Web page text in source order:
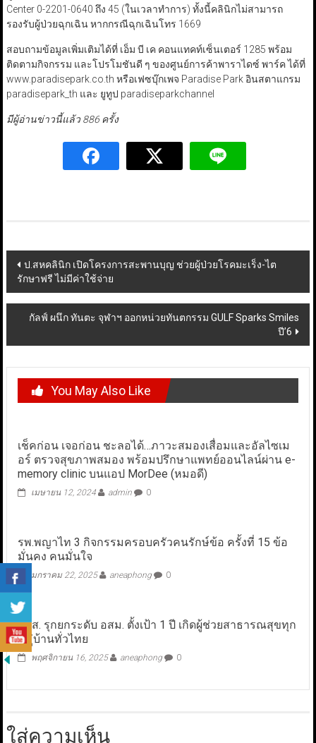
Center 0-2201-0640 ถึง 45 (ในเวลาทำการ) ทั้งนี้คลินิกไม่สามารถ
รองรับผู้ป่วยฉุกเฉิน หากกรณีฉุกเฉินโทร 1669
สอบถามข้อมูลเพิ่มเติมได้ที่ เอ็ม บี เค คอนแทคท์เซ็นเตอร์ 1285 พร้อม
ติดตามกิจกรรม และโปรโมชันดี ๆ ของศูนย์การค้าพาราไดซ์ พาร์ค ได้ที่
www.paradisepark.co.th หรือเฟซบุ๊กเพจ Paradise Park อินสตาแกรม
paradisepark_th และ ยูทูป paradiseparkchannel
มีผู้อ่านข่าวนี้แล้ว 886 ครั้ง
Post
navigation
ป.สหคลินิก เปิดโครงการสะพานบุญ ช่วยผู้ป่วยโรคมะเร็ง-ไต
รักษาฟรี ไม่มีค่าใช้จ่าย
กัลฟ์ ผนึก ทันตะ จุฬาฯ ออกหน่วยทันตกรรม GULF Sparks Smiles
ปี’6
You May Also Like
เช็คก่อน เจอก่อน ชะลอได้…ภาวะสมองเสื่อมและอัลไซเม
อร์ ตรวจสุขภาพสมอง พร้อมปรึกษาแพทย์ออนไลน์ผ่าน e-
memory clinic บนแอป MorDee (หมอดี)
เมษายน 12, 2024 admin 0
รพ.พญาไท 3 กิจกรรมครอบครัวคนรักษ์ข้อ​ ครั้งที่ 15 ข้อ
มั่นคง คนมั่นใจ
มกราคม 22, 2025 aneaphong 0
สบส. รุกยกระดับ อสม. ตั้งเป้า 1 ปี เกิดผู้ช่วยสาธารณสุขทุก
หมู่บ้านทั่วไทย
พฤศจิกายน 16, 2025 aneaphong 0
ใส่ความเห็น